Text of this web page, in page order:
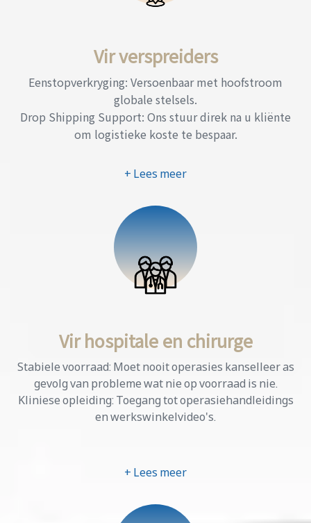
Vir verspreiders
Eenstopverkryging: Versoenbaar met hoofstroom
globale stelsels.
Drop Shipping Support: Ons stuur direk na u kliënte
om logistieke koste te bespaar.
+ Lees meer
Vir hospitale en chirurge
Stabiele voorraad: Moet nooit operasies kanselleer as
gevolg van probleme wat nie op voorraad is nie.
Kliniese opleiding: Toegang tot operasiehandleidings
en werkswinkelvideo's.
+ Lees meer